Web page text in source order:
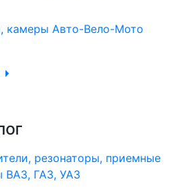
камеры Авто-Вело-Мото
резонаторы, приемные
ВАЗ, ГАЗ, УАЗ